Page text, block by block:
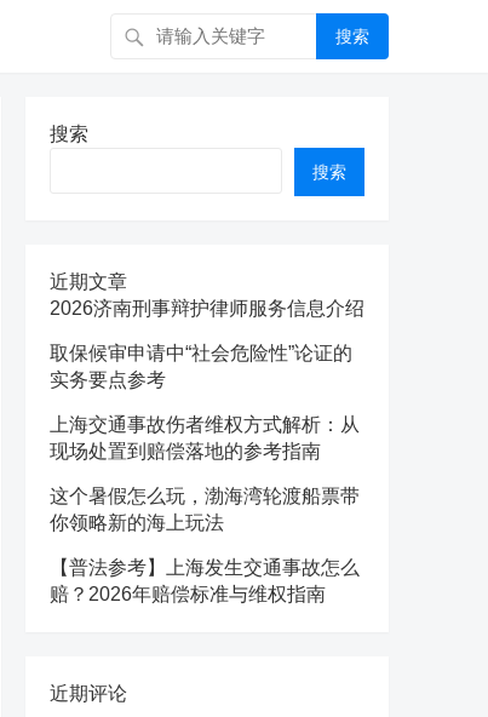
搜索
搜索
搜索
近期文章
2026济南刑事辩护律师服务信息介绍
取保候审申请中“社会危险性”论证的
实务要点参考
上海交通事故伤者维权方式解析：从
现场处置到赔偿落地的参考指南
这个暑假怎么玩，渤海湾轮渡船票带
你领略新的海上玩法
【普法参考】上海发生交通事故怎么
赔？2026年赔偿标准与维权指南
近期评论